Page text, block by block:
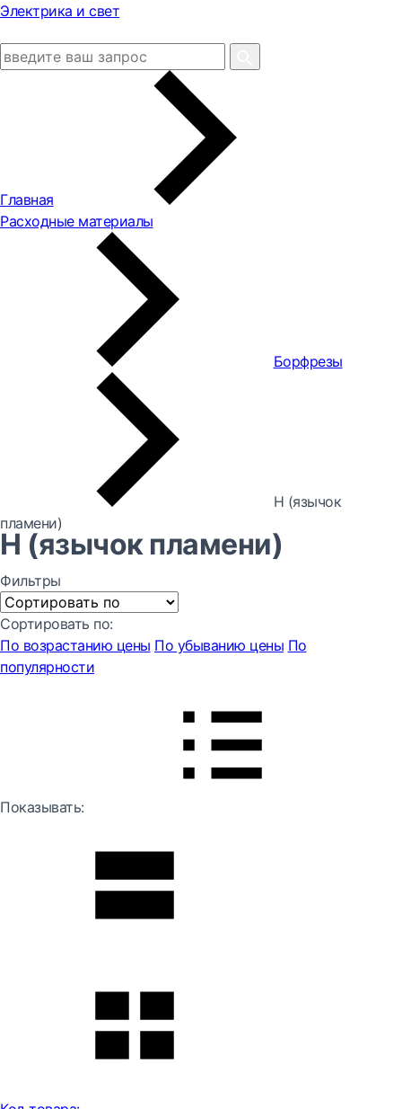
Электрика и свет
Главная
Расходные материалы
Борфрезы
H (язычок
пламени)
H (язычок пламени)
Фильтры
Сортировать по:
По возрастанию цены По убыванию цены По
популярности
Показывать: